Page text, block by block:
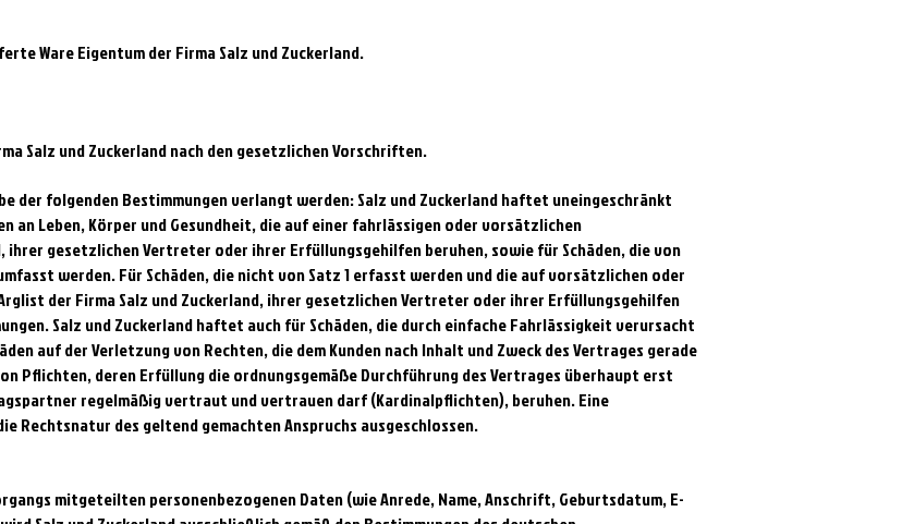
Ware Eigentum der Firma Salz und Zuckerland.
Salz und Zuckerland nach den gesetzlichen Vorschriften.
der folgenden Bestimmungen verlangt werden: Salz und Zuckerland haftet uneingeschränkt
an Leben, Körper und Gesundheit, die auf einer fahrlässigen oder vorsätzlichen
ihrer gesetzlichen Vertreter oder ihrer Erfüllungsgehilfen beruhen, sowie für Schäden, die von
werden. Für Schäden, die nicht von Satz 1 erfasst werden und die auf vorsätzlichen oder
der Firma Salz und Zuckerland, ihrer gesetzlichen Vertreter oder ihrer Erfüllungsgehilfen
Salz und Zuckerland haftet auch für Schäden, die durch einfache Fahrlässigkeit verursacht
auf der Verletzung von Rechten, die dem Kunden nach Inhalt und Zweck des Vertrages gerade
Pflichten, deren Erfüllung die ordnungsgemäße Durchführung des Vertrages überhaupt erst
regelmäßig vertraut und vertrauen darf (Kardinalpflichten), beruhen. Eine
Rechtsnatur des geltend gemachten Anspruchs ausgeschlossen.
mitgeteilten personenbezogenen Daten (wie Anrede, Name, Anschrift, Geburtsdatum, E-